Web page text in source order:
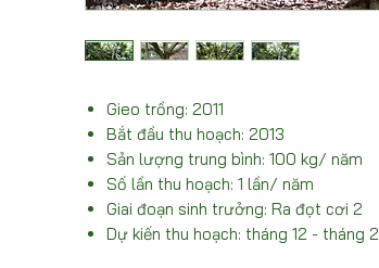
Gieo trồng: 2011
Bắt đầu thu hoạch: 2013
Sản lượng trung bình: 100 kg/ năm
Số lần thu hoạch: 1 lần/ năm
Giai đoạn sinh trưởng: Ra đọt cơi 2
Dự kiến thu hoạch: tháng 12 - tháng 2